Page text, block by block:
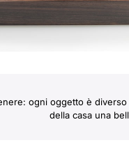
ogni oggetto è
della casa una